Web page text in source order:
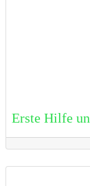
Erste Hilfe